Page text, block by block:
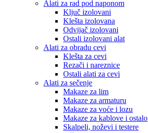
Alati za rad pod naponom
Ključ izolovani
Klešta izolovana
Odvijač izolovani
Ostali izolovani alat
Alati za obradu cevi
Klešta za cevi
Rezači i nareznice
Ostali alati za cevi
Alati za sečenje
Makaze za lim
Makaze za armaturu
Makaze za voće i lozu
Makaze za kablove i ostalo
Skalpeli, noževi i testere